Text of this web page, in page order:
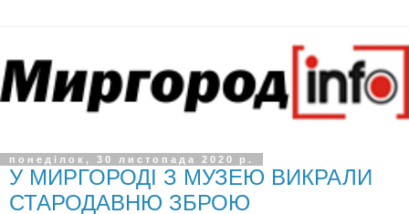
понеділок, 30 листопада 2020 р.
У МИРГОРОДІ З МУЗЕЮ ВИКРАЛИ
СТАРОДАВНЮ ЗБРОЮ